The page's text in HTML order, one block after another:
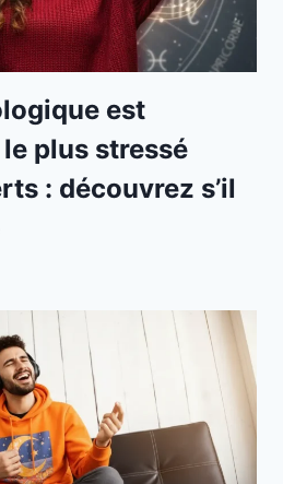
est
plus stressé
: découvrez s’il